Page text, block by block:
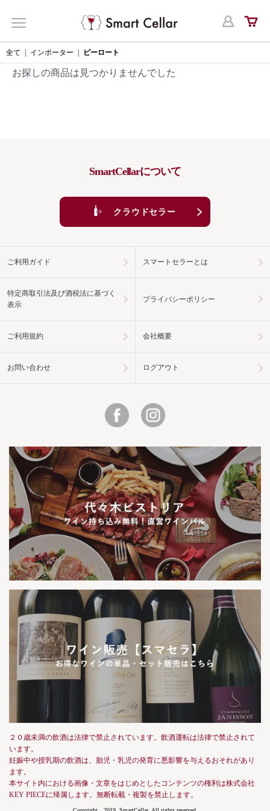
ロ
全て インポーター ピーロート
お探しの商品は見つかりませんでした
SmartCellarについて
クラウドセラー
ご利用ガイド スマートセラーとは
特定商取引法及び酒税法に基づく
表示
プライバシーポリシー
ご利用規約 会社概要
お問い合わせ ログアウト
Facebook
２０歳未満の飲酒は法律で禁止されています。飲酒運転は法律で禁止されて
います。
妊娠中や授乳期の飲酒は、胎児・乳児の発育に悪影響を与えるおそれがあり
ます。
本サイト内における画像・文章をはじめとしたコンテンツの権利は株式会社
KEY PIECEに帰属します。無断転載・複製を禁止します。